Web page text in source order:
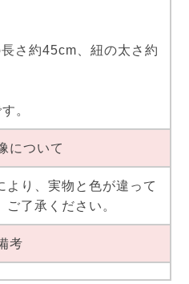
さ約45cm、紐の太さ約
。
について
より、実物と色が違って
了承ください。
考